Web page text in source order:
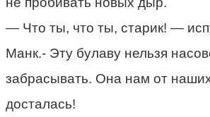
— Что ты, что ты, старик! —
Манк.- Эту булаву нельзя
забрасывать. Она нам от
досталась!